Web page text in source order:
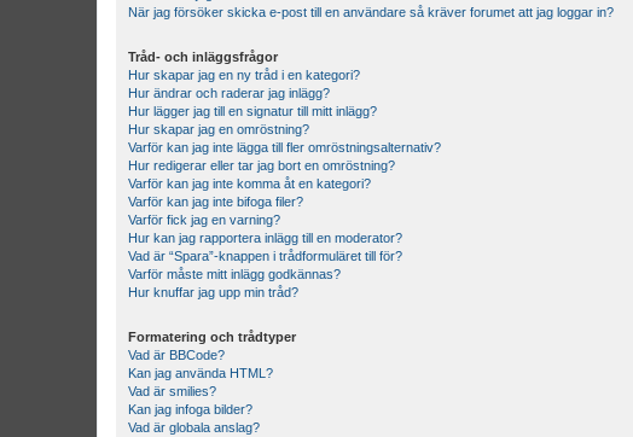
När jag försöker skicka e-post till en användare så kräver forumet att jag loggar in?
Tråd- och inläggsfrågor
Hur skapar jag en ny tråd i en kategori?
Hur ändrar och raderar jag inlägg?
Hur lägger jag till en signatur till mitt inlägg?
Hur skapar jag en omröstning?
Varför kan jag inte lägga till fler omröstningsalternativ?
Hur redigerar eller tar jag bort en omröstning?
Varför kan jag inte komma åt en kategori?
Varför kan jag inte bifoga filer?
Varför fick jag en varning?
Hur kan jag rapportera inlägg till en moderator?
Vad är “Spara”-knappen i trådformuläret till för?
Varför måste mitt inlägg godkännas?
Hur knuffar jag upp min tråd?
Formatering och trådtyper
Vad är BBCode?
Kan jag använda HTML?
Vad är smilies?
Kan jag infoga bilder?
Vad är globala anslag?